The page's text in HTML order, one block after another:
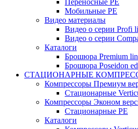
Переносные PE
Мобильные PE
Видео материалы
Видео о серии Profi
Видео о серии
Каталоги
Брошюра Premium
Брошюра Poseidon
СТАЦИОНАРНЫЕ
Компрессоры Премиум
Стационарные
Компрессоры Эконом
Стационарные PE
Каталоги